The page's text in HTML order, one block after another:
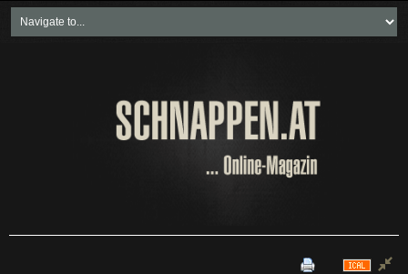
Neueste Beiträge
Soziales & Projekte